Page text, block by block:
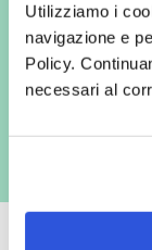
Utilizziamo i
navigazione e
Policy.
necessari al
espressamente al
commerciali da
marketing (con
con inviti e
es. posta cartacea)